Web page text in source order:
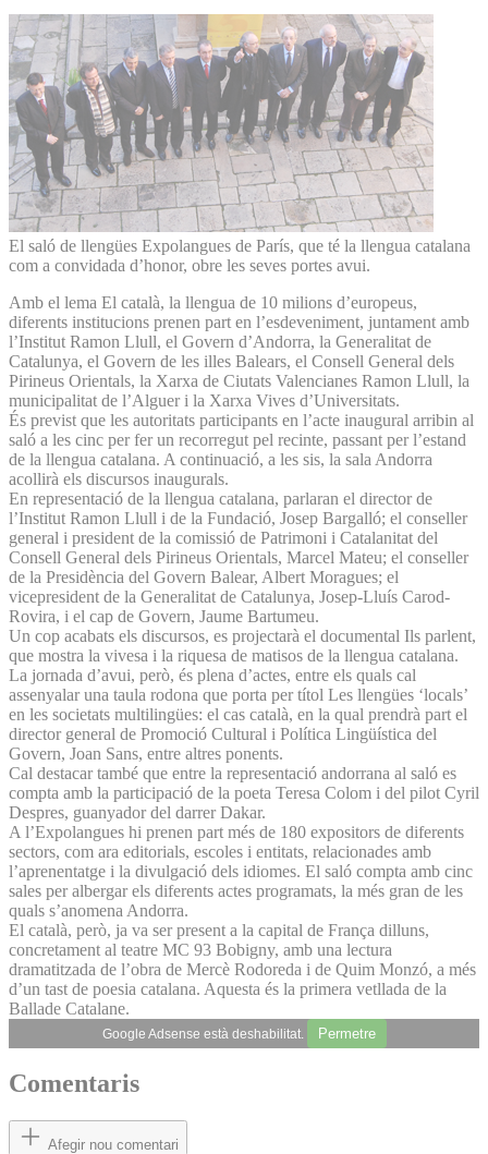
El saló de llengües Expolangues de París, que té la llengua catalana
com a convidada d’honor, obre les seves portes avui.
Amb el lema El català, la llengua de 10 milions d’europeus,
diferents institucions prenen part en l’esdeveniment, juntament amb
l’Institut Ramon Llull, el Govern d’Andorra, la Generalitat de
Catalunya, el Govern de les illes Balears, el Consell General dels
Pirineus Orientals, la Xarxa de Ciutats Valencianes Ramon Llull, la
municipalitat de l’Alguer i la Xarxa Vives d’Universitats.
És previst que les autoritats participants en l’acte inaugural arribin al
saló a les cinc per fer un recorregut pel recinte, passant per l’estand
de la llengua catalana. A continuació, a les sis, la sala Andorra
acollirà els discursos inaugurals.
En representació de la llengua catalana, parlaran el director de
l’Institut Ramon Llull i de la Fundació, Josep Bargalló; el conseller
general i president de la comissió de Patrimoni i Catalanitat del
Consell General dels Pirineus Orientals, Marcel Mateu; el conseller
de la Presidència del Govern Balear, Albert Moragues; el
vicepresident de la Generalitat de Catalunya, Josep-Lluís Carod-
Rovira, i el cap de Govern, Jaume Bartumeu.
Un cop acabats els discursos, es projectarà el documental Ils parlent,
que mostra la vivesa i la riquesa de matisos de la llengua catalana.
La jornada d’avui, però, és plena d’actes, entre els quals cal
assenyalar una taula rodona que porta per títol Les llengües ‘locals’
en les societats multilingües: el cas català, en la qual prendrà part el
director general de Promoció Cultural i Política Lingüística del
Govern, Joan Sans, entre altres ponents.
Cal destacar també que entre la representació andorrana al saló es
compta amb la participació de la poeta Teresa Colom i del pilot Cyril
Despres, guanyador del darrer Dakar.
A l’Expolangues hi prenen part més de 180 expositors de diferents
sectors, com ara editorials, escoles i entitats, relacionades amb
l’aprenentatge i la divulgació dels idiomes. El saló compta amb cinc
sales per albergar els diferents actes programats, la més gran de les
quals s’anomena Andorra.
El català, però, ja va ser present a la capital de França dilluns,
concretament al teatre MC 93 Bobigny, amb una lectura
dramatitzada de l’obra de Mercè Rodoreda i de Quim Monzó, a més
d’un tast de poesia catalana. Aquesta és la primera vetllada de la
Ballade Catalane.
Google Adsense està deshabilitat. Permetre
Comentaris
Afegir nou comentari